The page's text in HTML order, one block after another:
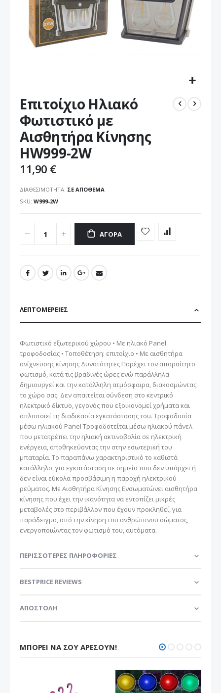
στην
αρχή
της
συλλογής
εικόνων
Επιτοίχιο Ηλιακό
Φωτιστικό με
Αισθητήρα Κίνησης
HW999-2W
11,90 €
ΔΙΑΘΕΣΙΜΌΤΗΤΑ: ΣΕ ΑΠΌΘΕΜΑ
SKU W999-2W
ΑΓΟΡΆ
ΛΕΠΤΟΜΈΡΕΙΕΣ
Φωτιστικό εξωτερικού χώρου • Με ηλιακό Panel
τροφοδοσίας • Τοποθέτηση: επιτοίχιο • Με αισθητήρα
ανίχνευσης κίνησης Δυνατότητες Παρέχει τον απαραίτητο
φωτισμό, κατά τις βραδινές ώρες ενώ παράλληλα
δημιουργεί και την κατάλληλη ατμόσφαιρα, διακοσμώντας
το χώρο σας. Δεν απαιτείται σύνδεση στο κεντρικό
ηλεκτρικό δίκτυο, γεγονός που εξοικονομεί χρήματα και
απλοποιεί τη διαδικασία εγκατάστασης του. Τροφοδοσία
μέσω ηλιακού Panel Τροφοδοτείται μέσω ηλιακού πάνελ
που μετατρέπει την ηλιακή ακτινοβολία σε ηλεκτρική
ενέργεια, αποθηκεύοντας την στην εσωτερική του
μπαταρία. Το παραπάνω χαρακτηριστικό το καθιστά
κατάλληλο, για εγκατάσταση σε σημεία που δεν υπάρχει ή
δεν είναι εύκολα προσβάσιμη η παροχή ηλεκτρικού
ρεύματος. Με Αισθητήρα Κίνησης Ενσωματώνει αισθητήρα
κίνησης που έχει την ικανότητα να εντοπίζει μικρές
μεταβολές στο περιβάλλον που έχουν προκληθεί, για
παράδειγμα, από την κίνηση του ανθρώπινου σώματος,
ενεργοποιώντας τον φωτισμό του, αυτόματα.
ΠΕΡΙΣΣΌΤΕΡΕΣ ΠΛΗΡΟΦΟΡΊΕΣ
BESTPRICE REVIEWS
ΑΠΟΣΤΟΛΗ
ΜΠΟΡΕΊ ΝΑ ΣΟΥ ΑΡΈΣΟΥΝ!